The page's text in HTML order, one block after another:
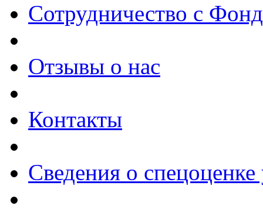
Сотрудничество с
Отзывы о нас
Контакты
Сведения о